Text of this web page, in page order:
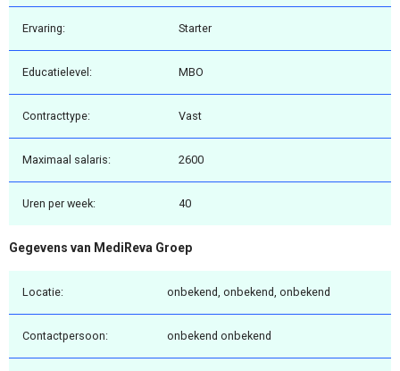
Ervaring: Starter
Educatielevel: MBO
Contracttype: Vast
Maximaal salaris: 2600
Uren per week: 40
Gegevens van MediReva Groep
Locatie: onbekend, onbekend, onbekend
Contactpersoon: onbekend onbekend